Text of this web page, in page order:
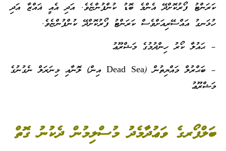
ކަރަންޓު ފޯރުކޮށްދޭ އެންމެ ބޮޑު ކުންފުންޏެވެ. އަދި އެއީ ޣައްޒާ އަދި
ހުޅަނގު އައްސޭރިއަށްވެސް ކަރަންޓު ފޯރުކޮށްދޭ ކުންފުންޏެވެ.
– ޙައުލާ ކޯރު ހިންދުމުގެ މަޝްރޫޢު
– ބަޙްރުލް މައްޔިތުން (Dead Sea އިން) ލޮނާއި މިނަރަލް ނެގުނުގެ
މަޝްރޫޢު
ބަލްފޯރގެ ވަޢުދާމެދު މުސްލިމުން ދެކުނު ގޮތް